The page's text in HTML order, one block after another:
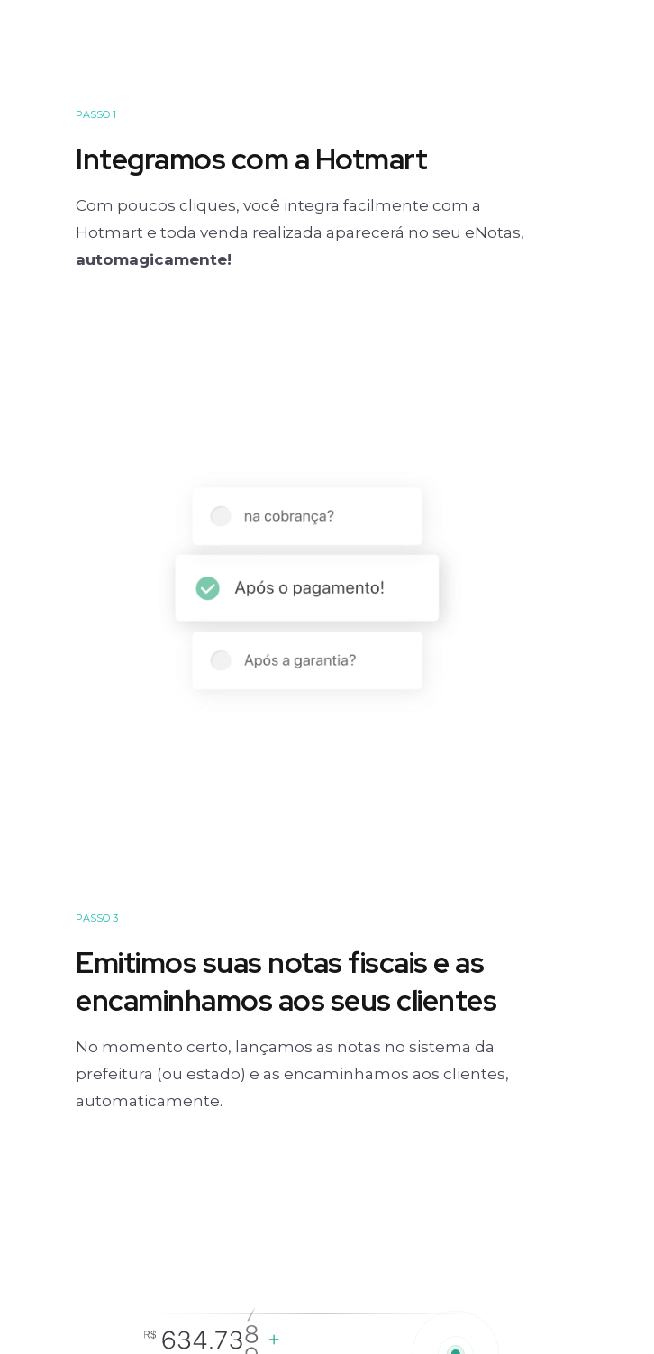
PASSO 1
Integramos com a Hotmart
Com poucos cliques, você integra facilmente com a
Hotmart e toda venda realizada aparecerá no seu eNotas,
automagicamente!
PASSO 3
Emitimos suas notas fiscais e as
encaminhamos aos seus clientes
No momento certo, lançamos as notas no sistema da
prefeitura (ou estado) e as encaminhamos aos clientes,
automaticamente.